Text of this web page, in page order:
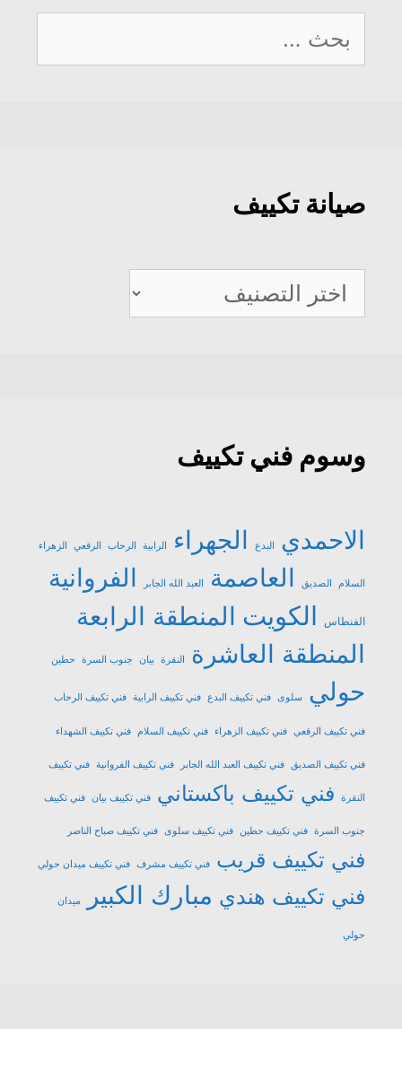
عن:
صيانة تكييف
صيانة
تكييف
وسوم فني تكييف
الاحمدي البدع الجهراء الرابية الرحاب الرقعي الزهراء
السلام الصديق العاصمة العبد الله الجابر الفروانية
الفنطاس الكويت المنطقة الرابعة
المنطقة العاشرة
النقرة بيان جنوب السرة حطين
حولي سلوى فني تكييف البدع فني تكييف الرابية فني تكييف الرحاب
فني تكييف الرقعي فني تكييف الزهراء فني تكييف السلام فني تكييف الشهداء
فني تكييف الصديق فني تكييف العبد الله الجابر فني تكييف الفروانية فني تكييف
النقرة فني تكييف باكستاني فني تكييف بيان فني تكييف
جنوب السرة فني تكييف حطين فني تكييف سلوى فني تكييف صباح الناصر
فني تكييف قريب فني تكييف مشرف فني تكييف ميدان حولي
فني تكييف هندي مبارك الكبير ميدان
حولي